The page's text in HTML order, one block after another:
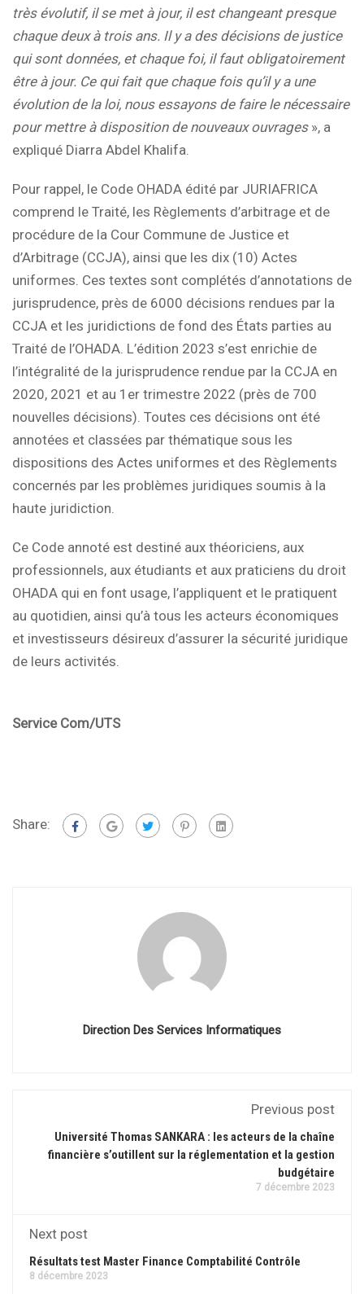
très évolutif, il se met à jour, il est changeant presque
chaque deux à trois ans. Il y a des décisions de justice
qui sont données, et chaque foi, il faut obligatoirement
être à jour. Ce qui fait que chaque fois qu’il y a une
évolution de la loi, nous essayons de faire le nécessaire
pour mettre à disposition de nouveaux ouvrages», a
expliqué Diarra Abdel Khalifa.
Pour rappel, le Code OHADA édité par JURIAFRICA
comprend le Traité, les Règlements d’arbitrage et de
procédure de la Cour Commune de Justice et
d’Arbitrage (CCJA), ainsi que les dix (10) Actes
uniformes. Ces textes sont complétés d’annotations de
jurisprudence, près de 6000 décisions rendues par la
CCJA et les juridictions de fond des États parties au
Traité de l’OHADA. L’édition 2023 s’est enrichie de
l’intégralité de la jurisprudence rendue par la CCJA en
2020, 2021 et au 1er trimestre 2022 (près de 700
nouvelles décisions). Toutes ces décisions ont été
annotées et classées par thématique sous les
dispositions des Actes uniformes et des Règlements
concernés par les problèmes juridiques soumis à la
haute juridiction.
Ce Code annoté est destiné aux théoriciens, aux
professionnels, aux étudiants et aux praticiens du droit
OHADA qui en font usage, l’appliquent et le pratiquent
au quotidien, ainsi qu’à tous les acteurs économiques
et investisseurs désireux d’assurer la sécurité juridique
de leurs activités.
Service Com/UTS
Share:
Direction Des Services Informatiques
Previous post
Université Thomas SANKARA : les acteurs de la chaîne
financière s’outillent sur la réglementation et la gestion
budgétaire
7 décembre 2023
Next post
Résultats test Master Finance Comptabilité Contrôle
8 décembre 2023